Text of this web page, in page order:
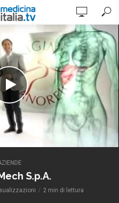
S.p.A.
2 min di lettura